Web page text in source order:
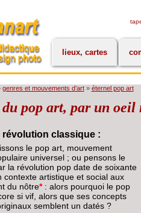
lieux, cartes
genres et mouvements d’art» éternel pop art
pop art, par un oeil
révolution classique :
le pop art, mouvement
universel ; ou pensons le
la révolution pop date de soixante
contexte artistique et social aux
du nôtre*: alors pourquoi le pop
si vif, alors que ses concepts
semblent un datés ?